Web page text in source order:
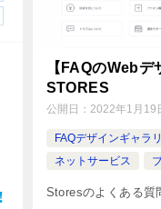
【FAQのWebデ
STORES
公開日： 2022年1月19
FAQデザインギャラ
ネットサービス
Storesのよくある質